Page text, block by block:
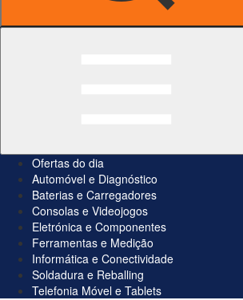
Ofertas do dia
Automóvel e Diagnóstico
Baterias e Carregadores
Consolas e Videojogos
Eletrónica e Componentes
Ferramentas e Medição
Informática e Conectividade
Soldadura e Reballing
Telefonia Móvel e Tablets